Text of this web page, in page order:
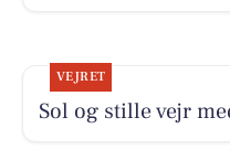
VEJRET
Sol og stille vejr